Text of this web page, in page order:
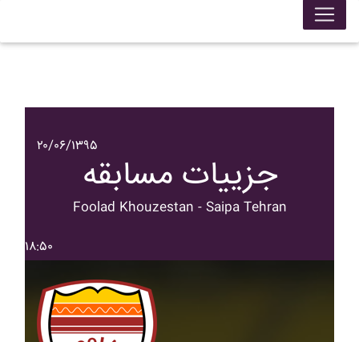
۲۰/۰۶/۱۳۹۵
جزییات مسابقه
Foolad Khouzestan - Saipa Tehran
۱۸:۵۰